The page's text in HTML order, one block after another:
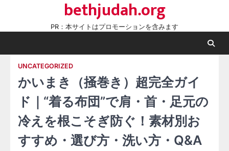
content
bethjudah.org
PR：本サイトはプロモーションを含みます
UNCATEGORIZED
かいまき（掻巻き）超完全ガイ
ド｜“着る布団”で肩・首・足元の
冷えを根こそぎ防ぐ！素材別お
すすめ・選び方・洗い方・Q&A